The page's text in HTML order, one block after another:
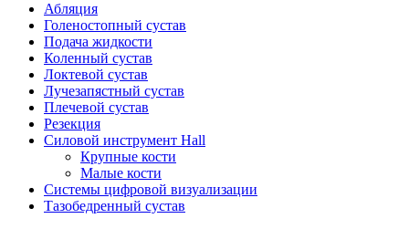
Абляция
Голеностопный сустав
Подача жидкости
Коленный сустав
Локтевой сустав
Лучезапястный сустав
Плечевой сустав
Резекция
Силовой инструмент Hall
Крупные кости
Малые кости
Системы цифровой визуализации
Тазобедренный сустав